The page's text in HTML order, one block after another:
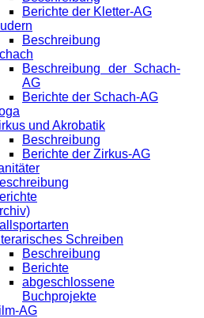
Berichte der Kletter-AG
Beschreibung
Beschreibung der Schach-
AG
Berichte der Schach-AG
und Akrobatik
Beschreibung
Berichte der Zirkus-AG
Schreiben
Beschreibung
Berichte
abgeschlossene
Buchprojekte
AG